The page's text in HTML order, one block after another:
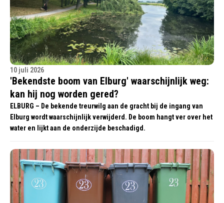
10 juli 2026
'Bekendste boom van Elburg' waarschijnlijk weg:
kan hij nog worden gered?
ELBURG – De bekende treurwilg aan de gracht bij de ingang van
Elburg wordt waarschijnlijk verwijderd. De boom hangt ver over het
water en lijkt aan de onderzijde beschadigd.